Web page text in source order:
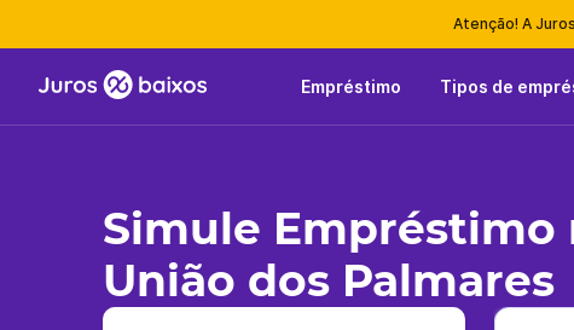
Atenção! A
Empréstimo Tipos de
Simule Empréstimo
União dos Palmares